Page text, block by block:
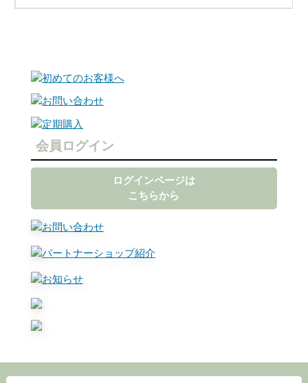
会員ログイン
ログインページは
こちらから